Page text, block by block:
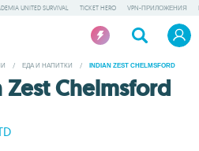
UNITED SURVIVAL TICKET HERO VPN-ПРИЛОЖЕНИЯ
/ ЕДА И НАПИТКИ / INDIAN ZEST CHELMSFORD
Zest Chelmsford